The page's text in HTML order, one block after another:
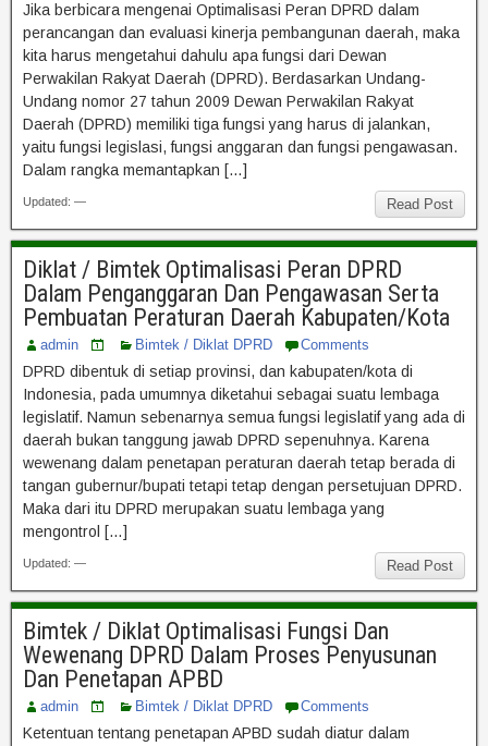
Jika berbicara mengenai Optimalisasi Peran DPRD dalam
perancangan dan evaluasi kinerja pembangunan daerah, maka
kita harus mengetahui dahulu apa fungsi dari Dewan
Perwakilan Rakyat Daerah (DPRD). Berdasarkan Undang-
Undang nomor 27 tahun 2009 Dewan Perwakilan Rakyat
Daerah (DPRD) memiliki tiga fungsi yang harus di jalankan,
yaitu fungsi legislasi, fungsi anggaran dan fungsi pengawasan.
Dalam rangka memantapkan […]
Read Post
Updated: —
Diklat / Bimtek Optimalisasi Peran DPRD
Dalam Penganggaran Dan Pengawasan Serta
Pembuatan Peraturan Daerah Kabupaten/Kota
admin Bimtek / Diklat DPRD Comments
DPRD dibentuk di setiap provinsi, dan kabupaten/kota di
Indonesia, pada umumnya diketahui sebagai suatu lembaga
legislatif. Namun sebenarnya semua fungsi legislatif yang ada di
daerah bukan tanggung jawab DPRD sepenuhnya. Karena
wewenang dalam penetapan peraturan daerah tetap berada di
tangan gubernur/bupati tetapi tetap dengan persetujuan DPRD.
Maka dari itu DPRD merupakan suatu lembaga yang
mengontrol […]
Read Post
Updated: —
Bimtek / Diklat Optimalisasi Fungsi Dan
Wewenang DPRD Dalam Proses Penyusunan
Dan Penetapan APBD
admin Bimtek / Diklat DPRD Comments
Ketentuan tentang penetapan APBD sudah diatur dalam